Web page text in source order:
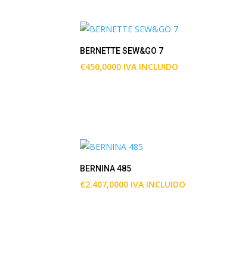
BERNETTE SEW&GO 7
€450,0000 IVA INCLUIDO
BERNINA 485
€2.407,0000 IVA INCLUIDO